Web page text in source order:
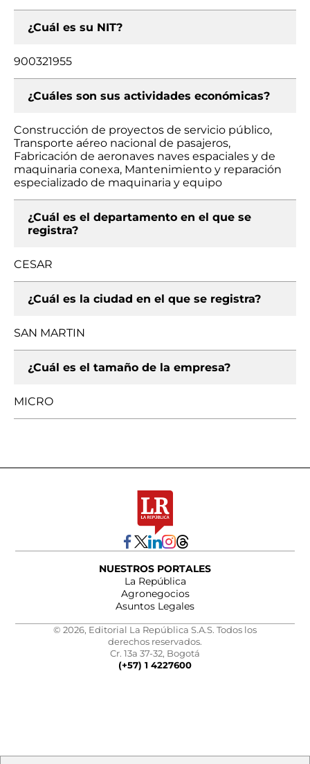
¿Cuál es su NIT?
900321955
¿Cuáles son sus actividades económicas?
Construcción de proyectos de servicio público,
Transporte aéreo nacional de pasajeros,
Fabricación de aeronaves naves espaciales y de
maquinaria conexa, Mantenimiento y reparación
especializado de maquinaria y equipo
¿Cuál es el departamento en el que se
registra?
CESAR
¿Cuál es la ciudad en el que se registra?
SAN MARTIN
¿Cuál es el tamaño de la empresa?
MICRO
NUESTROS PORTALES
La República
Agronegocios
Asuntos Legales
© 2026, Editorial La República S.A.S. Todos los
derechos reservados.
Cr. 13a 37-32, Bogotá
(+57) 1 4227600